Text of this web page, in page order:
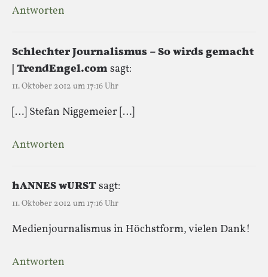
Antworten
Schlechter Journalismus – So wirds gemacht
| TrendEngel.comsagt:
11. Oktober 2012 um 17:16 Uhr
[…] Stefan Niggemeier […]
Antworten
hANNES wURSTsagt:
11. Oktober 2012 um 17:16 Uhr
Medienjournalismus in Höchstform, vielen Dank!
Antworten